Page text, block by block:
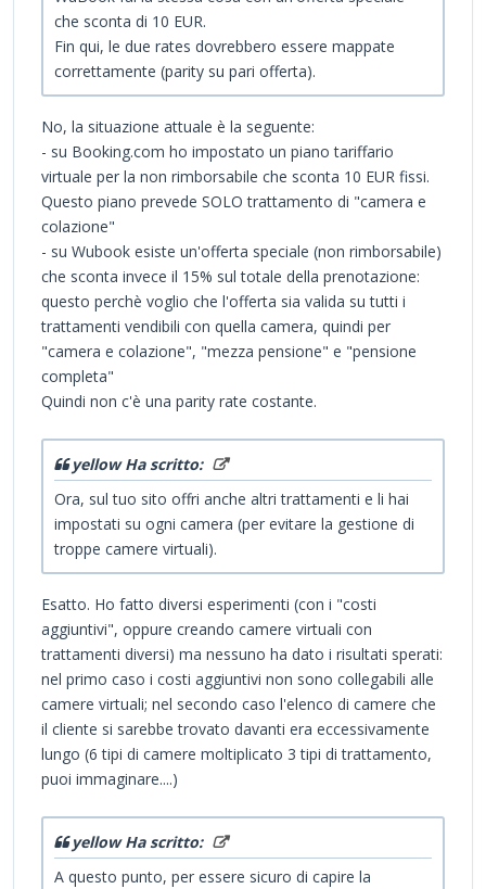
che sconta di 10 EUR.
Fin qui, le due rates dovrebbero essere mappate
correttamente (parity su pari offerta).
No, la situazione attuale è la seguente:
- su Booking.com ho impostato un piano tariffario
virtuale per la non rimborsabile che sconta 10 EUR fissi.
Questo piano prevede SOLO trattamento di "camera e
colazione"
- su Wubook esiste un'offerta speciale (non rimborsabile)
che sconta invece il 15% sul totale della prenotazione:
questo perchè voglio che l'offerta sia valida su tutti i
trattamenti vendibili con quella camera, quindi per
"camera e colazione", "mezza pensione" e "pensione
completa"
Quindi non c'è una parity rate costante.
yellow Ha scritto:
Ora, sul tuo sito offri anche altri trattamenti e li hai
impostati su ogni camera (per evitare la gestione di
troppe camere virtuali).
Esatto. Ho fatto diversi esperimenti (con i "costi
aggiuntivi", oppure creando camere virtuali con
trattamenti diversi) ma nessuno ha dato i risultati sperati:
nel primo caso i costi aggiuntivi non sono collegabili alle
camere virtuali; nel secondo caso l'elenco di camere che
il cliente si sarebbe trovato davanti era eccessivamente
lungo (6 tipi di camere moltiplicato 3 tipi di trattamento,
puoi immaginare....)
yellow Ha scritto:
A questo punto, per essere sicuro di capire la